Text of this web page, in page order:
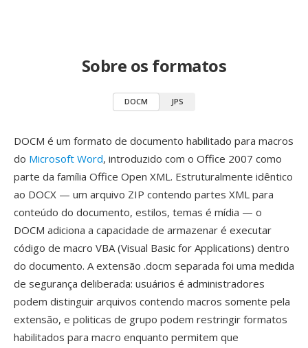
Sobre os formatos
DOCM JPS
DOCM é um formato de documento habilitado para macros
do Microsoft Word, introduzido com o Office 2007 como
parte da família Office Open XML. Estruturalmente idêntico
ao DOCX — um arquivo ZIP contendo partes XML para
conteúdo do documento, estilos, temas é mídia — o
DOCM adiciona a capacidade de armazenar é executar
código de macro VBA (Visual Basic for Applications) dentro
do documento. A extensão .docm separada foi uma medida
de segurança deliberada: usuários é administradores
podem distinguir arquivos contendo macros somente pela
extensão, e politicas de grupo podem restringir formatos
habilitados para macro enquanto permitem que